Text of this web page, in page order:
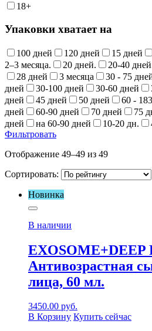
18+
Упаковки хватает на
100 дней 120 дней 15 дней
2–3 месяца.
20 дней. 20-40
28 дней
3 месяца 30 - 75
дней
30-100 дней 30-60 дней
дней
45 дней 50 дней 60 -
дней
60-90 дней 70 дней 75
дней
на 60-90 дней 10-20 дн.
Фильтровать
Отображение 49–49 из 49
Сортировать:
Новинка
В наличии
EXOSOME+DEEP
Антивозрастная
лица, 60 мл.
3450.00 руб.
В Корзину Купить сейчас